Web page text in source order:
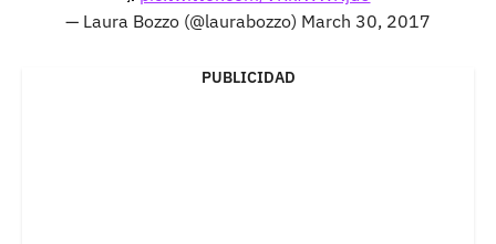
— Laura Bozzo (@laurabozzo) March 30, 2017
PUBLICIDAD